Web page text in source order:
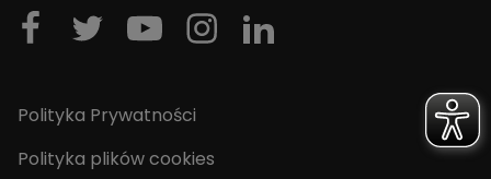
Polityka Prywatności
Polityka plików cookies